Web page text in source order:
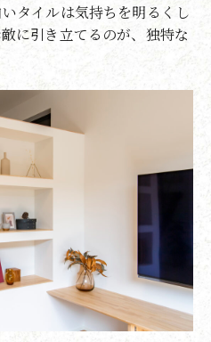
タイルは気持ちを明るくし
に引き立てるのが、独特な